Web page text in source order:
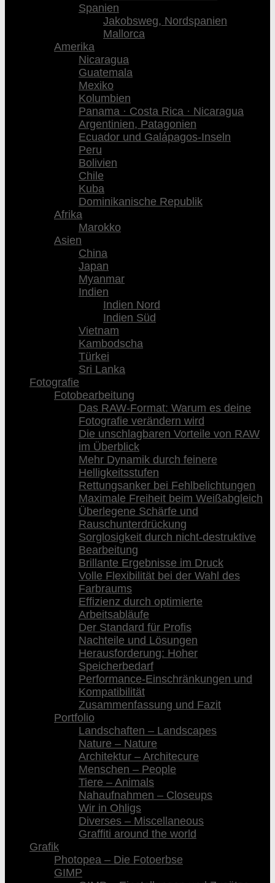
Spanien
Jakobsweg, Nordspanien
Mallorca
Amerika
Nicaragua
Guatemala
Mexiko
Kolumbien
Panama · Costa Rica · Nicaragua
Argentinien, Patagonien
Ecuador und Galápagos-Inseln
Peru
Bolivien
Chile
Kuba
Dominikanische Republik
Afrika
Marokko
Asien
China
Japan
Myanmar
Indien
Indien Nord
Indien Süd
Vietnam
Kambodscha
Türkei
Sri Lanka
Fotografie
Fotobearbeitung
Das RAW-Format: Warum es deine
Fotografie verändern wird
Die unschlagbaren Vorteile von RAW
im Überblick
Mehr Dynamik durch feinere
Helligkeitsstufen
Rettungsanker bei Fehlbelichtungen
Maximale Freiheit beim Weißabgleich
Überlegene Schärfe und
Rauschunterdrückung
Sorglosigkeit durch nicht-destruktive
Bearbeitung
Brillante Ergebnisse im Druck
Volle Flexibilität bei der Wahl des
Farbraums
Effizienz durch optimierte
Arbeitsabläufe
Der Standard für Profis
Nachteile und Lösungen
Herausforderung: Hoher
Speicherbedarf
Performance-Einschränkungen und
Kompatibilität
Zusammenfassung und Fazit
Portfolio
Landschaften – Landscapes
Nature – Nature
Architektur – Architecure
Menschen – People
Tiere – Animals
Nahaufnahmen – Closeups
Wir in Ohligs
Diverses – Miscellaneous
Graffiti around the world
Grafik
Photopea – Die Fotoerbse
GIMP